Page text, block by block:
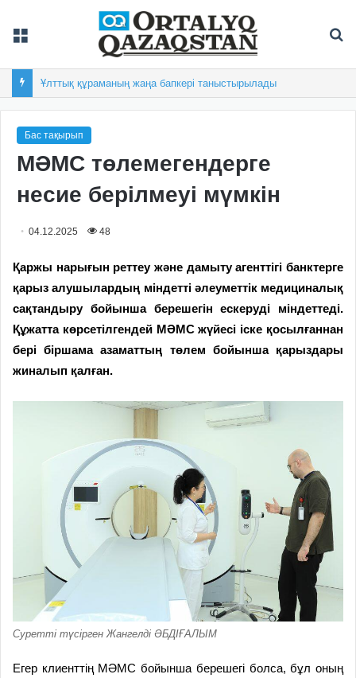
Ұлттық құраманың жаңа бапкері таныстырылады
Бас тақырып
МӘМС төлемегендерге
несие берілмеуі мүмкін
04.12.2025 48
Қаржы нарығын реттеу және дамыту агенттігі банктерге
қарыз алушылардың міндетті әлеуметтік медициналық
сақтандыру бойынша берешегін ескеруді міндеттеді.
Құжатта көрсетілгендей МӘМС жүйесі іске қосылғаннан
бері біршама азаматтың төлем бойынша қарыздары
жиналып қалған.
Суретті түсірген Жангелді ӘБДІҒАЛЫМ
Егер клиенттің МӘМС бойынша берешегі болса, бұл оның